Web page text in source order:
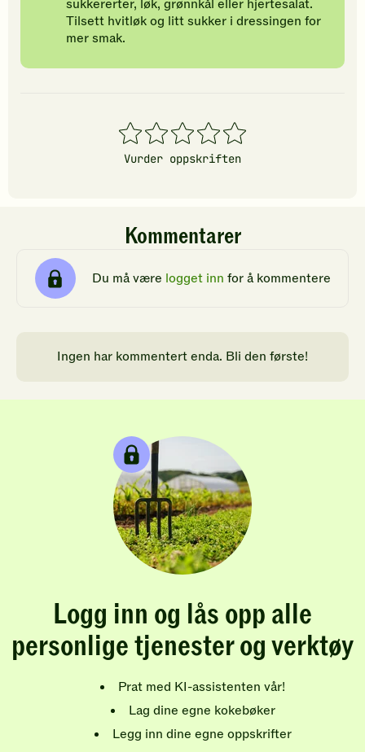
sukkererter, løk, grønnkål eller hjertesalat.
Tilsett hvitløk og litt sukker i dressingen for
mer smak.
1
stjerner
2
stjerner
3
stjerner
4
stjerner
5
stjerner
Vurder oppskriften
Kommentarer
Du må være logget inn for å kommentere
Ingen har kommentert enda. Bli den første!
Logg inn og lås opp alle
personlige tjenester og verktøy
Prat med KI-assistenten vår!
Lag dine egne kokebøker
Legg inn dine egne oppskrifter